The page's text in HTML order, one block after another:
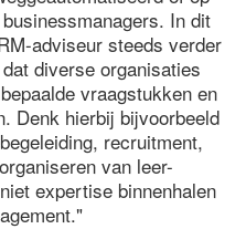
In dit
adviseur steeds verder
diverse organisaties
vraagstukken en
Denk hierbij bijvoorbeeld
recruitment,
van leer-
expertise binnenhalen